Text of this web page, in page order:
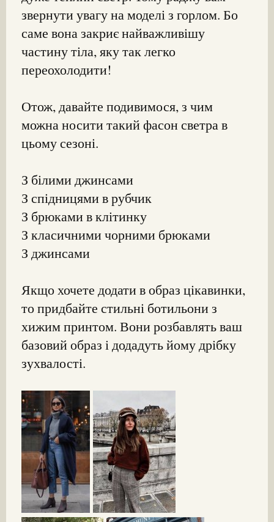
звернути увагу на моделі з горлом. Бо
саме вона закриє найважливішу
частину тіла, яку так легко
переохолодити!
Отож, давайте подивимося, з чим
можна носити такий фасон светра в
цьому сезоні.
З білими джинсами
З спідницями в рубчик
З брюками в клітинку
З класичними чорними брюками
З джинсами
Якщо хочете додати в образ цікавинки,
то придбайте стильні ботильони з
хижим принтом. Вони розбавлять ваш
базовий образ і додадуть йому дрібку
зухвалості.